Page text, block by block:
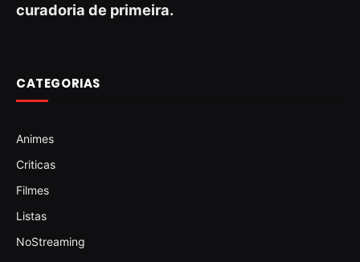
curadoria de primeira.
CATEGORIAS
Animes
Criticas
Filmes
Listas
NoStreaming